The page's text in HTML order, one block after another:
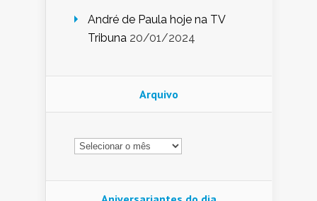
André de Paula hoje na TV
Tribuna 20/01/2024
Arquivo
Arquivo